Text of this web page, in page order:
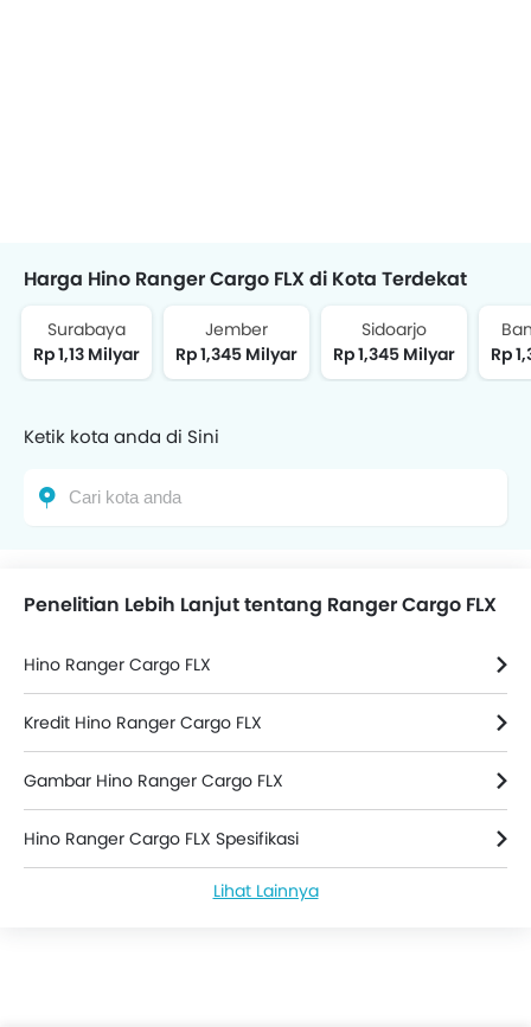
Harga Hino Ranger Cargo FLX di Kota Terdekat
Surabaya
Rp 1,13 Milyar
Jember
Rp 1,345 Milyar
Sidoarjo
Rp 1,345 Milyar
Rp
Ketik kota anda di Sini
Penelitian Lebih Lanjut tentang Ranger Cargo FLX
Hino Ranger Cargo FLX
Kredit Hino Ranger Cargo FLX
Gambar Hino Ranger Cargo FLX
Hino Ranger Cargo FLX Spesifikasi
Hino Ranger Cargo FLX FAQsLihat Lainnya